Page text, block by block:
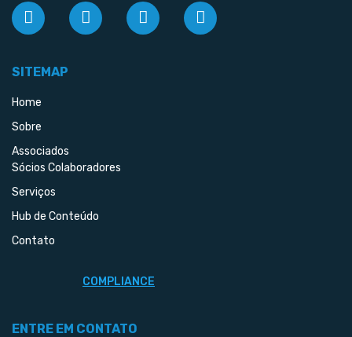
SITEMAP
Home
Sobre
Associados
Sócios Colaboradores
Serviços
Hub de Conteúdo
Contato
COMPLIANCE
ENTRE EM CONTATO